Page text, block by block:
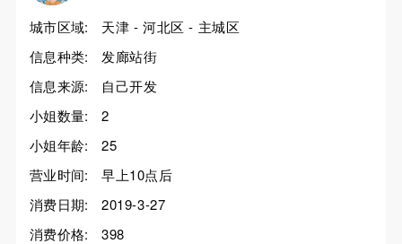
城市区域:
天津 - 河北区 - 主城区
信息种类:
发廊站街
信息来源:
自己开发
小姐数量:
2
小姐年龄:
25
营业时间:
早上10点后
消费日期:
2019-3-27
消费价格:
398